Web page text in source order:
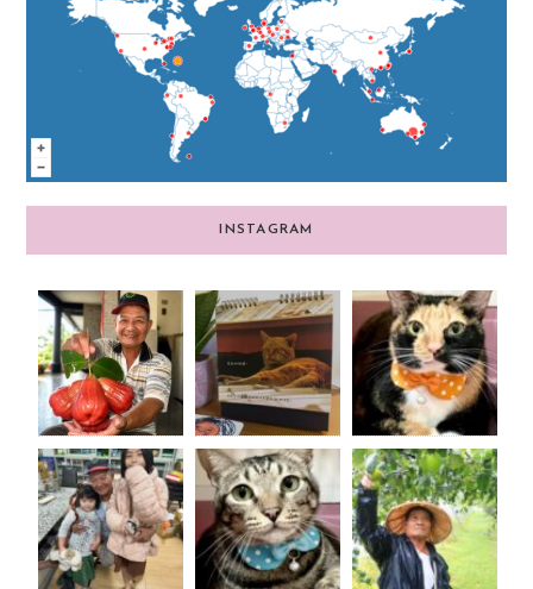
INSTAGRAM